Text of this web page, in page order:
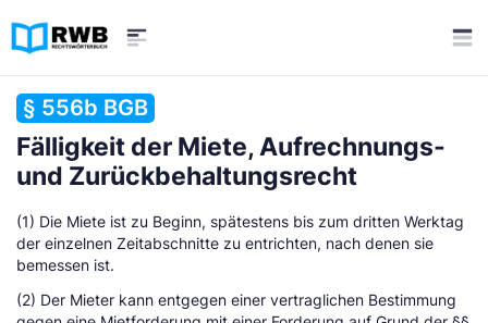
§ 556b BGB
Fälligkeit der Miete, Aufrechnungs-
und Zurückbehaltungsrecht
(1) Die Miete ist zu Beginn, spätestens bis zum dritten Werktag
der einzelnen Zeitabschnitte zu entrichten, nach denen sie
bemessen ist.
(2) Der Mieter kann entgegen einer vertraglichen Bestimmung